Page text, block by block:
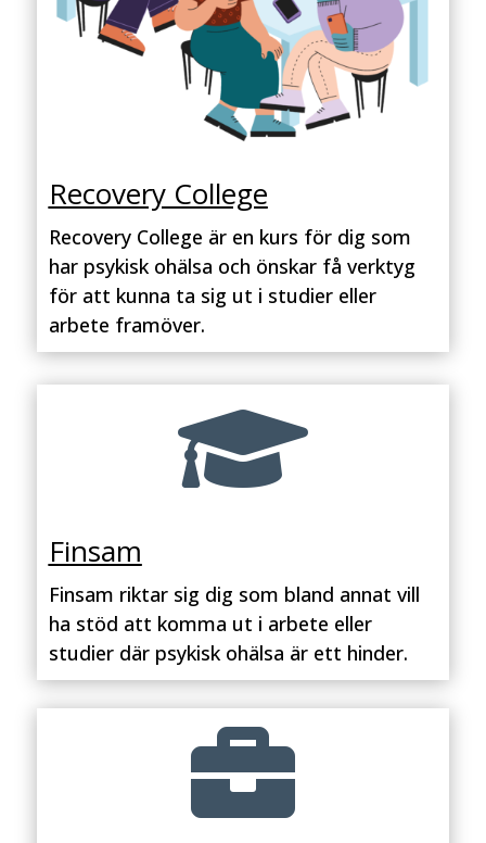
Recovery College
Recovery College är en kurs för dig som
har psykisk ohälsa och önskar få verktyg
för att kunna ta sig ut i studier eller
arbete framöver.

Finsam
Finsam riktar sig dig som bland annat vill
ha stöd att komma ut i arbete eller
studier där psykisk ohälsa är ett hinder.
